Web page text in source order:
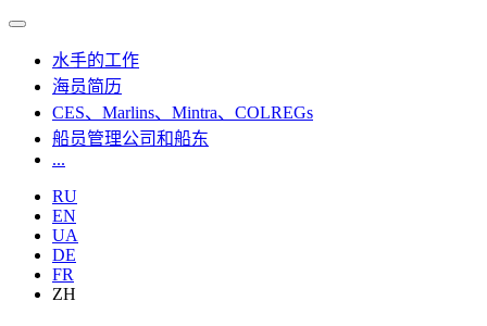
水手的工作
海员简历
CES、Marlins、Mintra、COLREGs
船员管理公司和船东
...
RU
EN
UA
DE
FR
ZH